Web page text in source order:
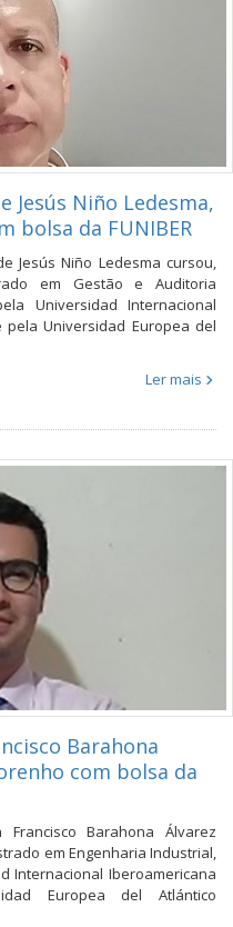
Jesús Niño Ledesma,
bolsa da FUNIBER
Jesús Niño Ledesma cursou,
em Gestão e Auditoria
Universidad Internacional
pela Universidad Europea del
Ler mais
Barahona
com bolsa da
Barahona Álvarez
em Engenharia Industrial,
Internacional Iberoamericana
Europea del Atlántico